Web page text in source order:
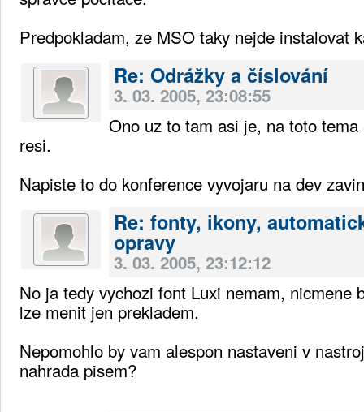
Predpokladam, ze MSO taky nejde instalovat
Re: Odrážky a číslování
3. 03. 2005, 23:08:55
Ono uz to tam asi je, na toto
resi.
Napiste to do konference vyvojaru na dev
Re: fonty, ikony,
opravy
3. 03. 2005, 23:12:12
No ja tedy vychozi font Luxi nemam, nicmene
lze menit jen prekladem.
Nepomohlo by vam alespon nastaveni v
nahrada pisem?